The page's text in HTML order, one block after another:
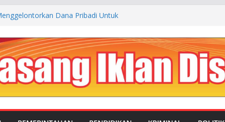
Dana Pribadi Untuk
BELI ANTARA OKNUM SATRES
LEBAK DENGAN TEMPAT REHABILITASI
MANDOR KILAP DUKUNG PENUH
DESA SATRIAJAYA PERIODE 2026–